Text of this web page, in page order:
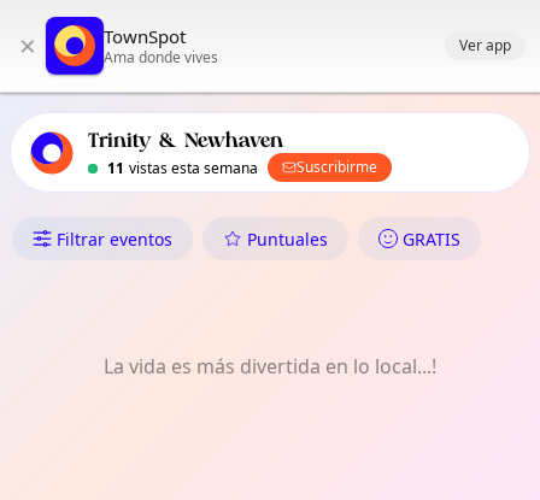
principal de TownSpot
de eventos locales de TownSpot
× TownSpot
Ama donde vives
Ver app
Trinity & Newhaven
11 vistas esta semana Suscribirme
Qué Hacer en Trinity &
Filtrar eventos Puntuales GRATIS
La vida es más divertida en lo local...!